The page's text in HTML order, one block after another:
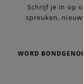
Schrijf je in op
spreuken,
WORD